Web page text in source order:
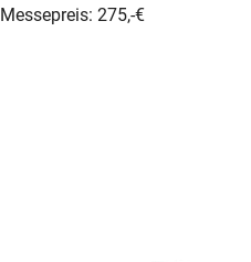
Messepreis: 275,-€